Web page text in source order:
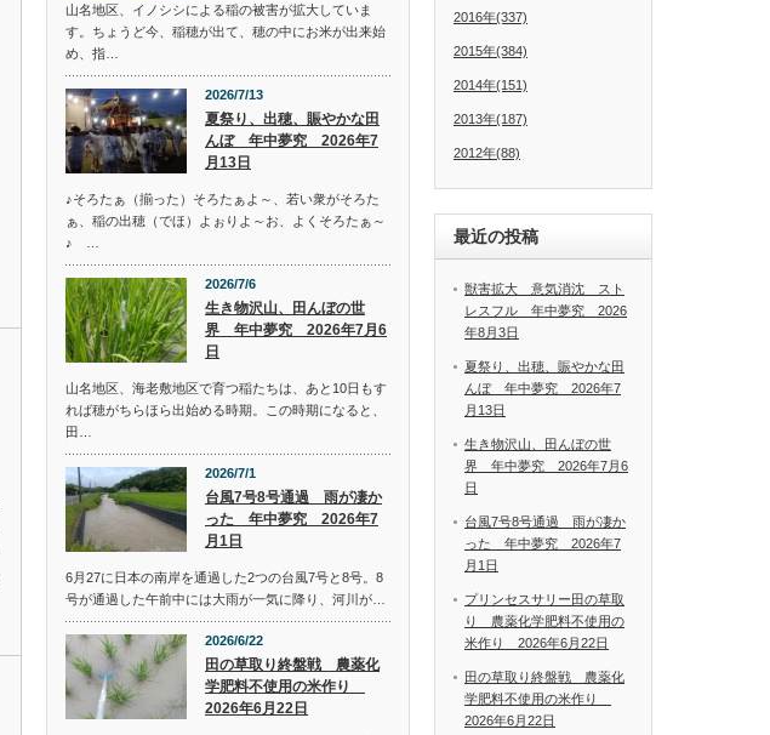
山名地区、イノシシによる稲の被害が拡大していま
す。ちょうど今、稲穂が出て、穂の中にお米が出来始
め、指…
2026/7/13
夏祭り、出穂、賑やかな田
んぼ 年中夢究 2026年7
月13日
♪そろたぁ（揃った）そろたぁよ～、若い衆がそろた
ぁ、稲の出穂（でほ）よぉりよ～お、よくそろたぁ～
♪ …
2026/7/6
生き物沢山、田んぼの世
界 年中夢究 2026年7月6
日
山名地区、海老敷地区で育つ稲たちは、あと10日もす
れば穂がちらほら出始める時期。この時期になると、
田…
2026/7/1
台風7号8号通過 雨が凄か
った 年中夢究 2026年7
月1日
6月27に日本の南岸を通過した2つの台風7号と8号。8
号が通過した午前中には大雨が一気に降り、河川が…
2026/6/22
田の草取り終盤戦 農薬化
学肥料不使用の米作り
2026年6月22日
2016年(337)
2015年(384)
2014年(151)
2013年(187)
2012年(88)
最近の投稿
獣害拡大 意気消沈 スト
レスフル 年中夢究 2026
年8月3日
夏祭り、出穂、賑やかな田
んぼ 年中夢究 2026年7
月13日
生き物沢山、田んぼの世
界 年中夢究 2026年7月6
日
台風7号8号通過 雨が凄か
った 年中夢究 2026年7
月1日
プリンセスサリー田の草取
り 農薬化学肥料不使用の
米作り 2026年6月22日
田の草取り終盤戦 農薬化
学肥料不使用の米作り
2026年6月22日